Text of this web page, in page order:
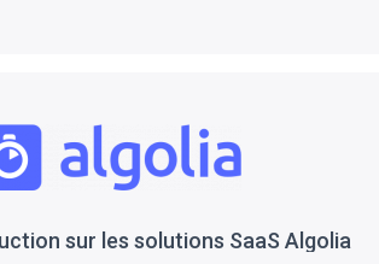
sur les solutions SaaS Algolia